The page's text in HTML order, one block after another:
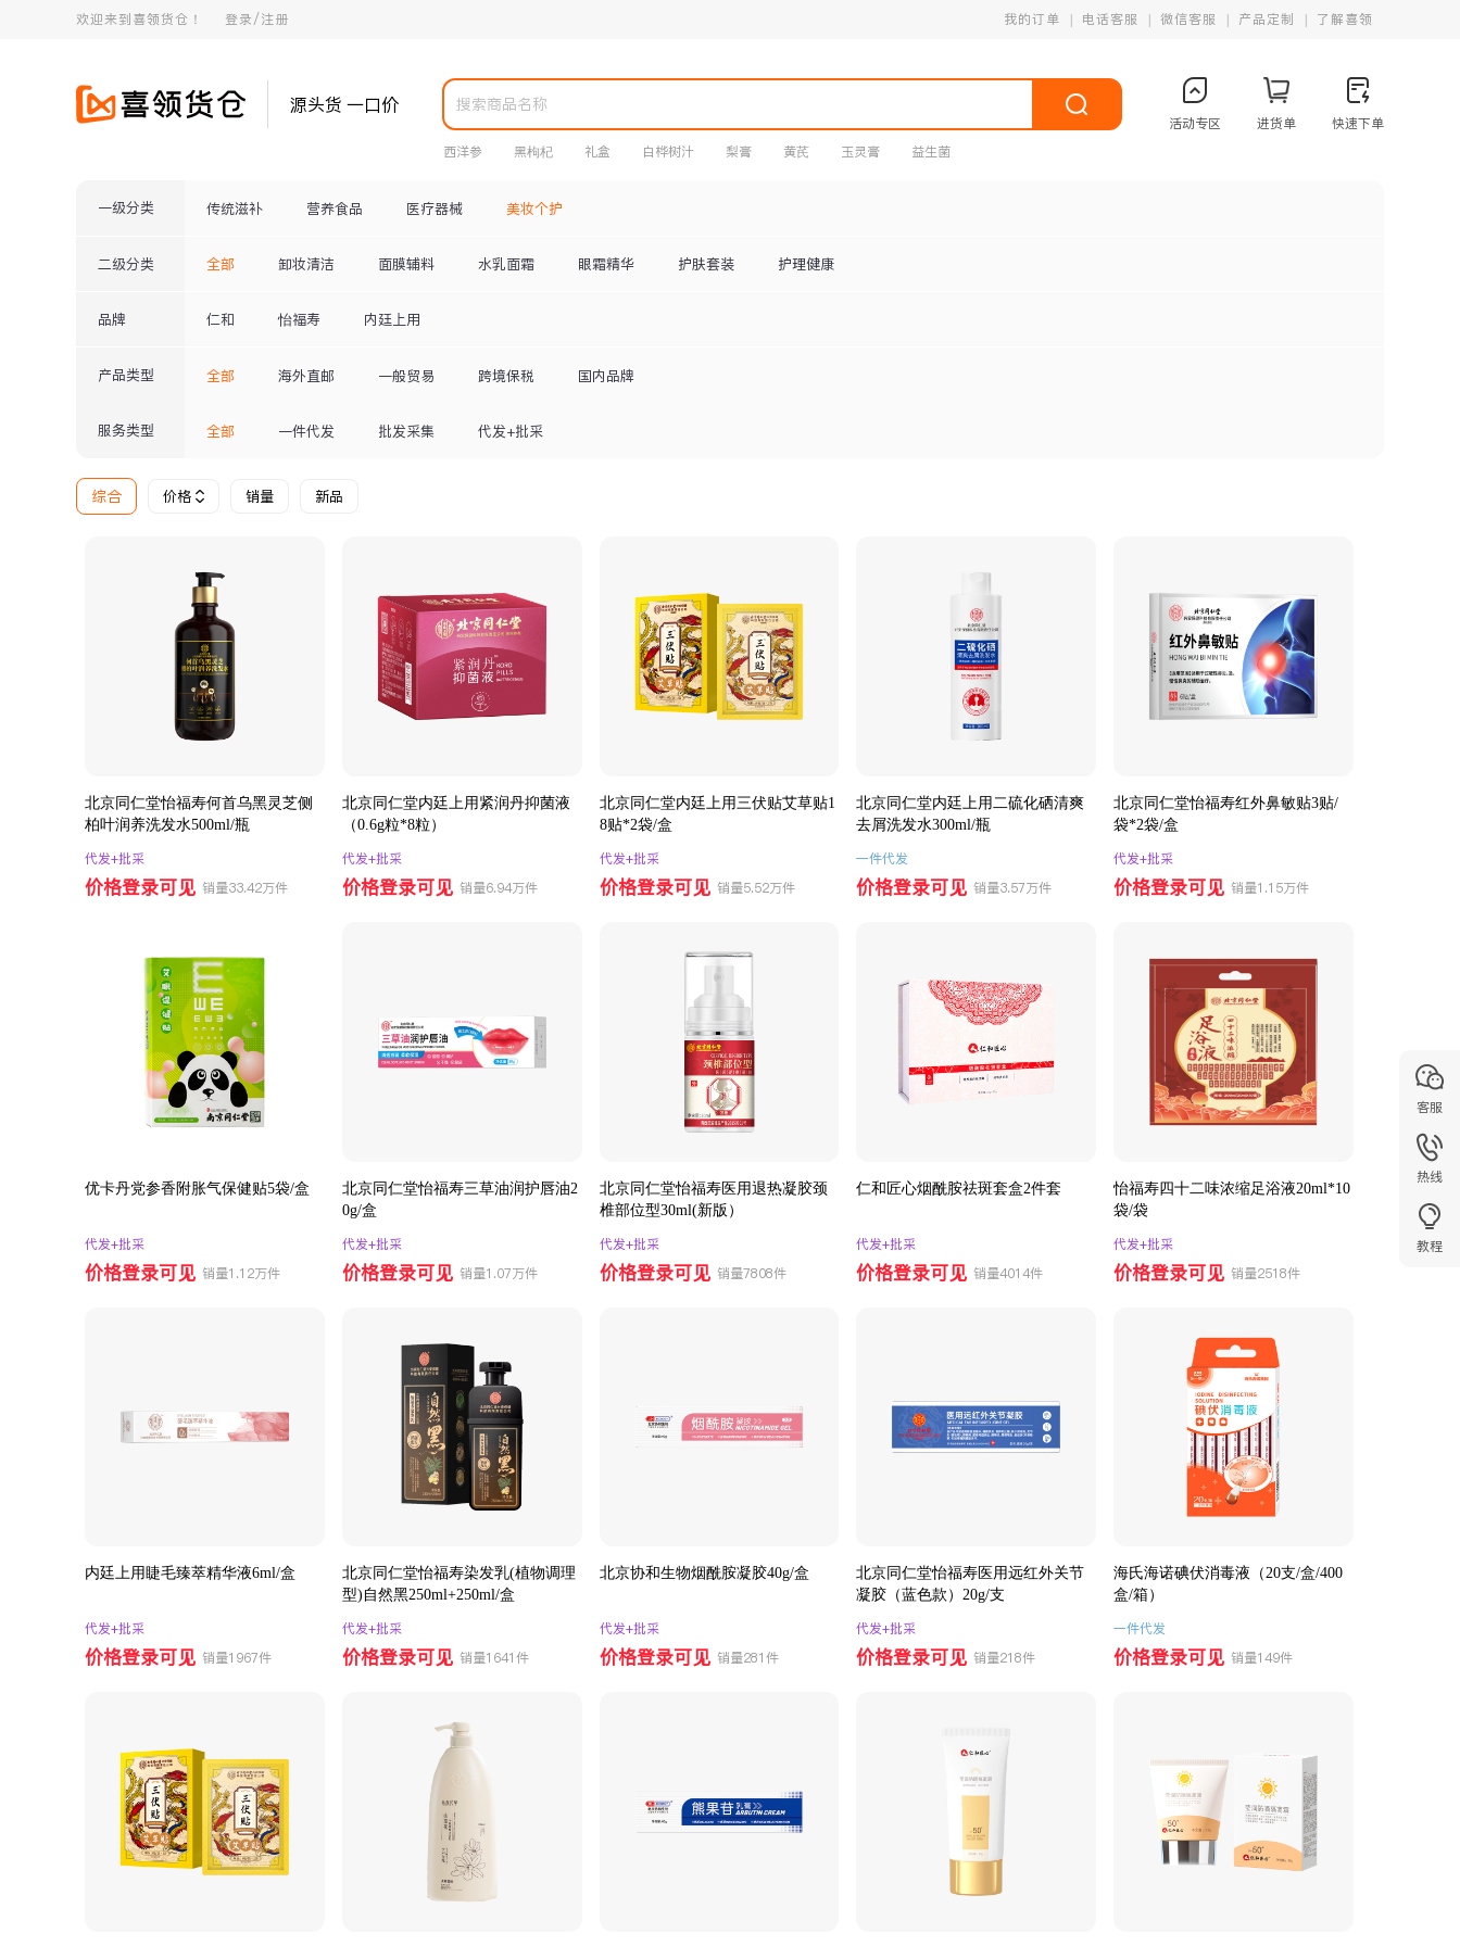
欢迎来到喜领货仓！ 登录/注册 我的订单 电话客服 微信客服 产品定制 了解喜领
源头货 一口价
西洋参 黑枸杞 礼盒 白桦树汁 梨膏 黄芪 玉灵膏 益生菌
活动专区 进货单 快速下单
一级分类 传统滋补 营养食品 医疗器械 美妆个护
二级分类 全部 卸妆清洁 面膜辅料 水乳面霜 眼霜精华 护肤套装 护理健康
品牌 仁和 怡福寿 内廷上用
产品类型 全部 海外直邮 一般贸易 跨境保税 国内品牌
服务类型 全部 一件代发 批发采集 代发+批采
综合 价格 销量 新品
北京同仁堂怡福寿何首乌黑灵芝侧
柏叶润养洗发水500ml/瓶
代发+批采
价格登录可见 销量33.42万件
北京同仁堂内廷上用紧润丹抑菌液
（0.6g粒*8粒）
代发+批采
价格登录可见 销量6.94万件
北京同仁堂内廷上用三伏贴艾草贴1
8贴*2袋/盒
代发+批采
价格登录可见 销量5.52万件
北京同仁堂内廷上用二硫化硒清爽
去屑洗发水300ml/瓶
一件代发
价格登录可见 销量3.57万件
北京同仁堂怡福寿红外鼻敏贴3贴/
袋*2袋/盒
代发+批采
价格登录可见 销量1.15万件
优卡丹党参香附胀气保健贴5袋/盒
代发+批采
价格登录可见 销量1.12万件
北京同仁堂怡福寿三草油润护唇油2
0g/盒
代发+批采
价格登录可见 销量1.07万件
北京同仁堂怡福寿医用退热凝胶颈
椎部位型30ml(新版）
代发+批采
价格登录可见 销量7808件
仁和匠心烟酰胺祛斑套盒2件套
代发+批采
价格登录可见 销量4014件
怡福寿四十二味浓缩足浴液20ml*10
袋/袋
代发+批采
价格登录可见 销量2518件
内廷上用睫毛臻萃精华液6ml/盒
代发+批采
价格登录可见 销量1967件
北京同仁堂怡福寿染发乳(植物调理
型)自然黑250ml+250ml/盒
代发+批采
价格登录可见 销量1641件
北京协和生物烟酰胺凝胶40g/盒
代发+批采
价格登录可见 销量281件
北京同仁堂怡福寿医用远红外关节
凝胶（蓝色款）20g/支
代发+批采
价格登录可见 销量218件
海氏海诺碘伏消毒液（20支/盒/400
盒/箱）
一件代发
价格登录可见 销量149件
客服
热线
教程